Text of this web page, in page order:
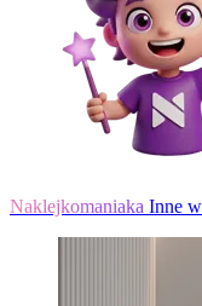
Naklejkomaniaka Inne